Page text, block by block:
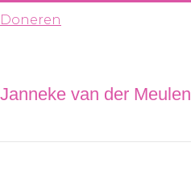
naar
Doneren
Janneke van der Meulen